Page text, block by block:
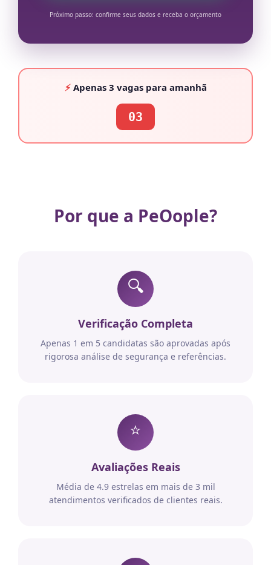
Próximo passo: confirme seus dados e receba o orçamento
⚡Apenas 3 vagaspara amanhã
03
Por que a PeOople?
🔍
Verificação Completa
Apenas 1 em 5 candidatas são aprovadas após
rigorosa análise de segurança e referências.
⭐
Avaliações Reais
Média de 4.9 estrelas em mais de 3 mil
atendimentos verificados de clientes reais.